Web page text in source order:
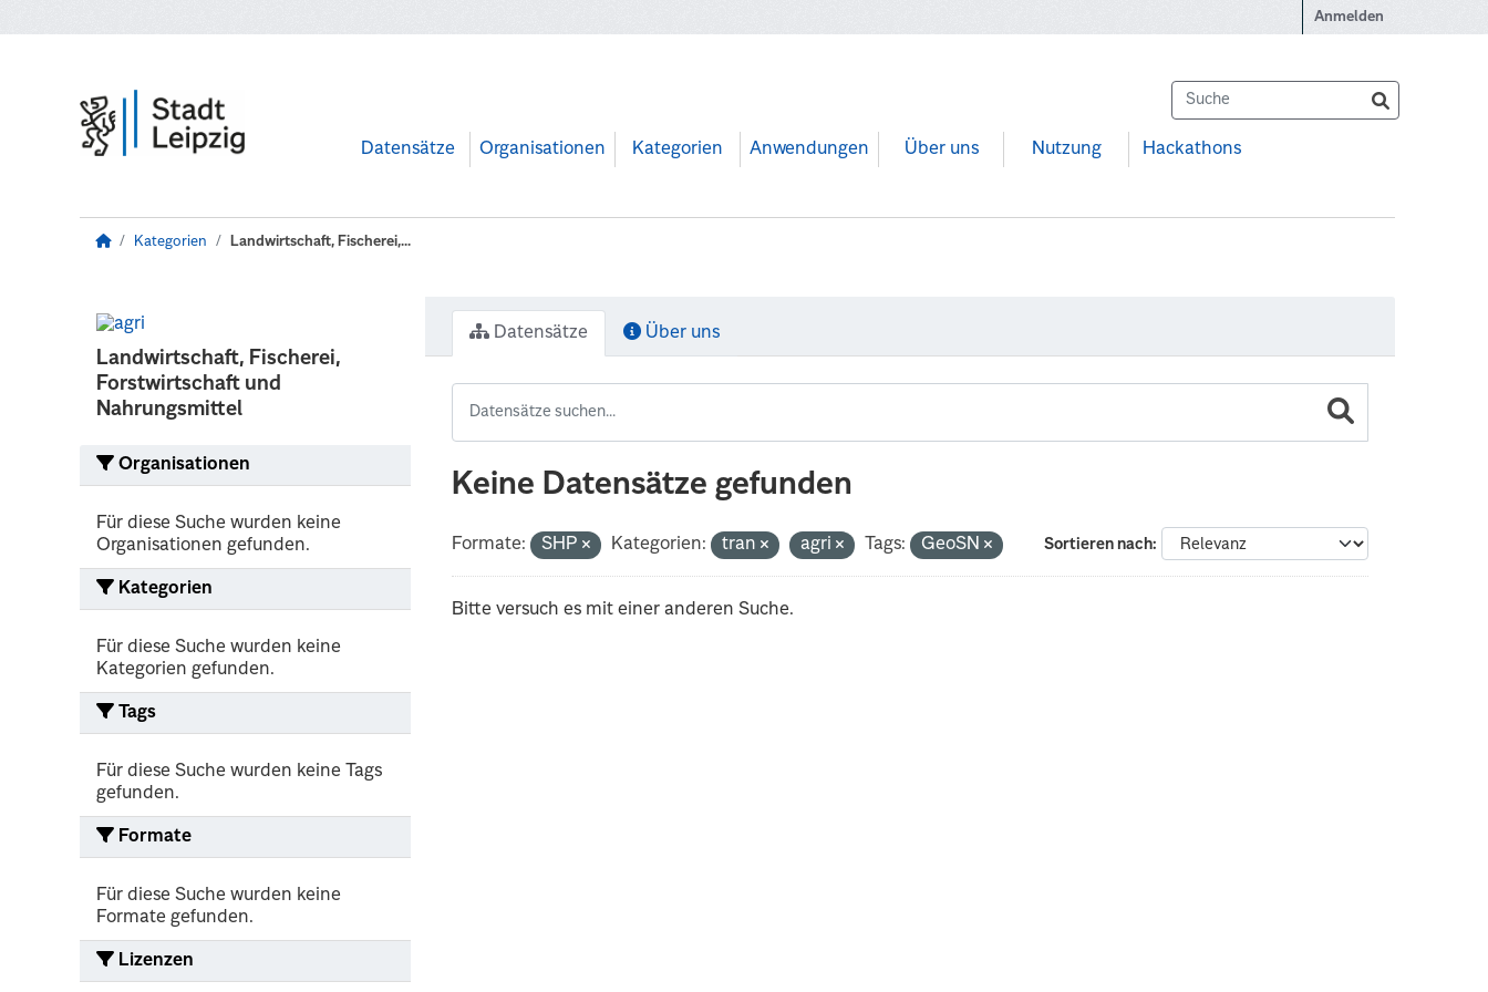
Anmelden
Datensätze Organisationen Kategorien Anwendungen Über uns Nutzung Hackathons
Kategorien Landwirtschaft, Fischerei,...
Landwirtschaft, Fischerei,
Forstwirtschaft und
Nahrungsmittel
Organisationen
Für diese Suche wurden keine
Organisationen gefunden.
Kategorien
Für diese Suche wurden keine
Kategorien gefunden.
Tags
Für diese Suche wurden keine Tags
gefunden.
Formate
Für diese Suche wurden keine
Formate gefunden.
Lizenzen
Datensätze Über uns
Keine Datensätze gefunden
Sortieren nach
Formate: SHP Kategorien: tran agri Tags: GeoSN
Bitte versuch es mit einer anderen Suche.